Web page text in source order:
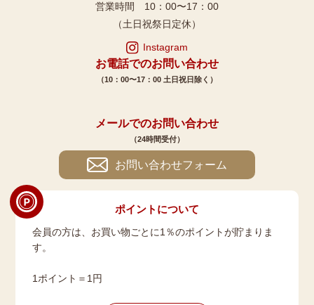
営業時間 10：00〜17：00
（土日祝祭日定休）
Instagram
お電話でのお問い合わせ
（10：00〜17：00 土日祝日除く）
メールでのお問い合わせ
（24時間受付）
お問い合わせフォーム
ポイントについて
会員の方は、お買い物ごとに1％のポイントが貯まりま
す。
1ポイント＝1円